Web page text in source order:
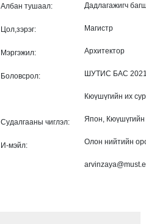
Албан тушаал:
Цол,зэрэг:
Мэргэжил:
Боловсрол:
Судалгааны чиглэл:
И-мэйл:
Дадлагажигч
Магистр
Архитектор
ШУТИС БАС 2021
Кюүшүгийн их
Япон, Кюүшүгийн
Олон нийтийн